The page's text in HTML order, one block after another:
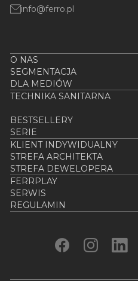
info@ferro.pl
O NAS
SEGMENTACJA
DLA MEDIÓW
TECHNIKA SANITARNA
BESTSELLERY
SERIE
KLIENT INDYWIDUALNY
STREFA ARCHITEKTA
STREFA DEWELOPERA
FERRPLAY
SERWIS
REGULAMIN